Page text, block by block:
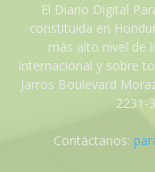
El Diario Digital
constituida en
más alto nivel de
internacional y sobre
Jarros Boulevard
2231-
Contáctanos: